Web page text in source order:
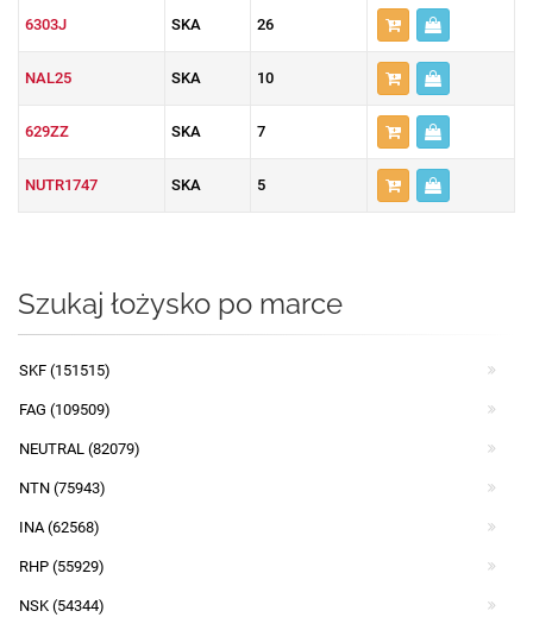
6303J SKA 26
NAL25 SKA 10
629ZZ SKA 7
NUTR1747 SKA 5
Szukaj łożysko po marce
SKF (151515)
FAG (109509)
NEUTRAL (82079)
NTN (75943)
INA (62568)
RHP (55929)
NSK (54344)